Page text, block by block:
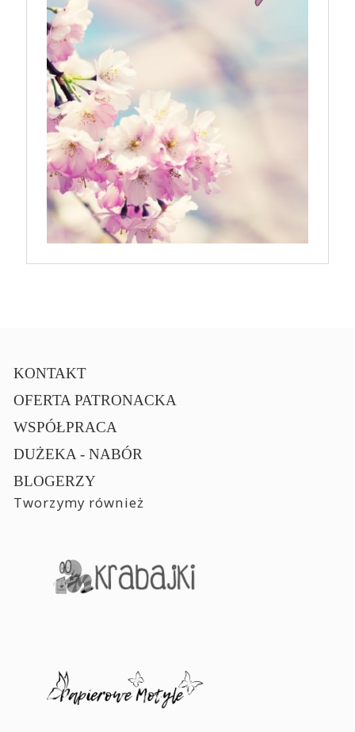
KONTAKT
OFERTA PATRONACKA
WSPÓŁPRACA
DUŻEKA - NABÓR
BLOGERZY
Tworzymy również